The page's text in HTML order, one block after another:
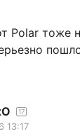
Polar тоже
17
13:17